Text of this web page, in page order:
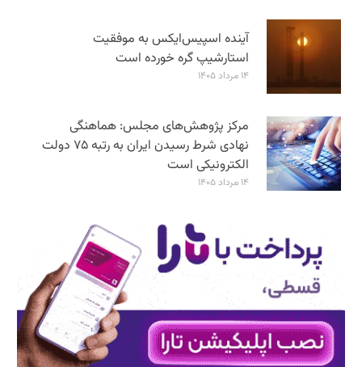
آینده اسپیس‌ایکس به موفقیت
استارشیپ گره خورده است
۱۴ مرداد ۱۴۰۵
مرکز پژوهش‌های مجلس: هماهنگی
نهادی شرط رسیدن ایران به رتبه ۷۵ دولت
الکترونیکی است
۱۴ مرداد ۱۴۰۵